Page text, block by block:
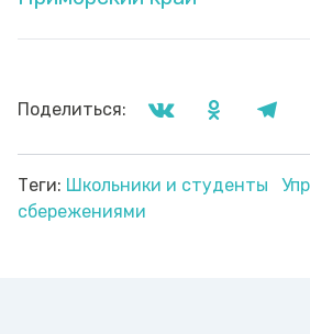
Поделиться:
Теги: Школьники и студенты
сбережениями